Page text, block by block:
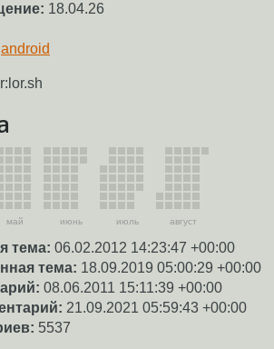
18.04.26
android
май июнь июль август
тема: 06.02.2012 14:23:47 +00:00
тема: 18.09.2019 05:00:29 +00:00
08.06.2011 15:11:39 +00:00
21.09.2021 05:59:43 +00:00
5537